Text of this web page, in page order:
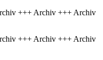
+++ Archiv +++ Archiv
+++ Archiv +++ Archiv